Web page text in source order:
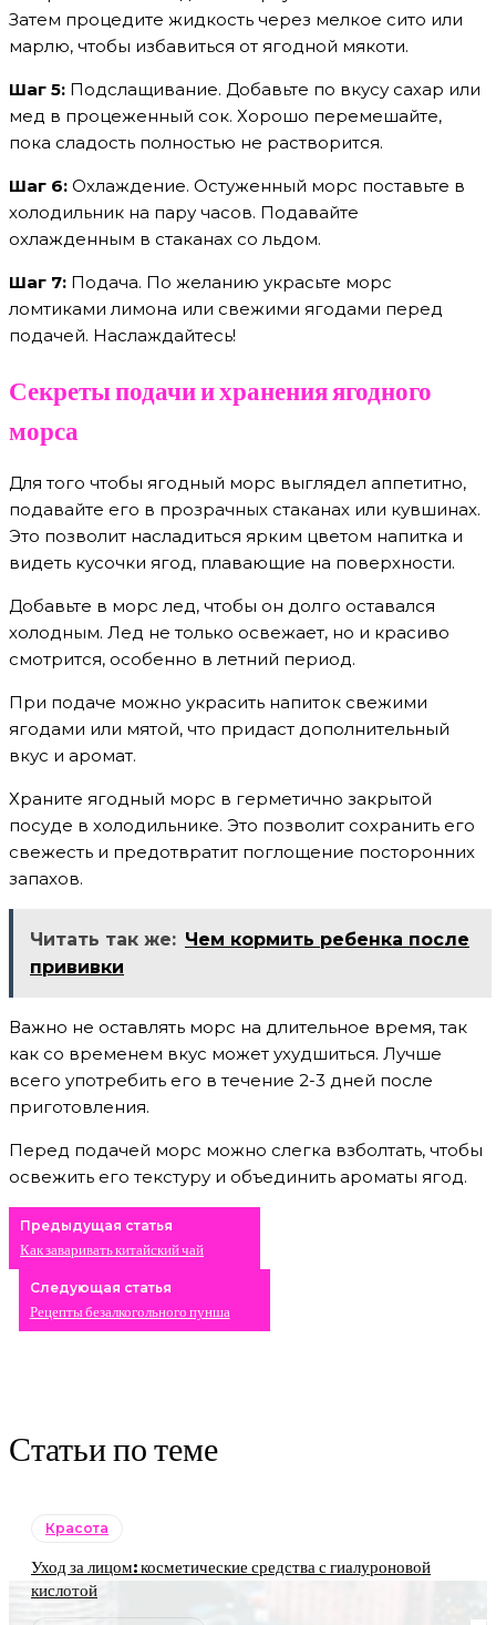
Затем процедите жидкость через мелкое сито или
марлю, чтобы избавиться от ягодной мякоти.
Шаг 5: Подслащивание. Добавьте по вкусу сахар или
мед в процеженный сок. Хорошо перемешайте,
пока сладость полностью не растворится.
Шаг 6: Охлаждение. Остуженный морс поставьте в
холодильник на пару часов. Подавайте
охлажденным в стаканах со льдом.
Шаг 7: Подача. По желанию украсьте морс
ломтиками лимона или свежими ягодами перед
подачей. Наслаждайтесь!
Секреты подачи и хранения ягодного
морса
Для того чтобы ягодный морс выглядел аппетитно,
подавайте его в прозрачных стаканах или кувшинах.
Это позволит насладиться ярким цветом напитка и
видеть кусочки ягод, плавающие на поверхности.
Добавьте в морс лед, чтобы он долго оставался
холодным. Лед не только освежает, но и красиво
смотрится, особенно в летний период.
При подаче можно украсить напиток свежими
ягодами или мятой, что придаст дополнительный
вкус и аромат.
Храните ягодный морс в герметично закрытой
посуде в холодильнике. Это позволит сохранить его
свежесть и предотвратит поглощение посторонних
запахов.
Читать так же: Чем кормить ребенка после
прививки
Важно не оставлять морс на длительное время, так
как со временем вкус может ухудшиться. Лучше
всего употребить его в течение 2-3 дней после
приготовления.
Перед подачей морс можно слегка взболтать, чтобы
освежить его текстуру и объединить ароматы ягод.
Предыдущая статья
Как заваривать китайский чай
Следующая статья
Рецепты безалкогольного пунша
Статьи по теме
Красота
Уход за лицом: косметические средства с гиалуроновой
кислотой